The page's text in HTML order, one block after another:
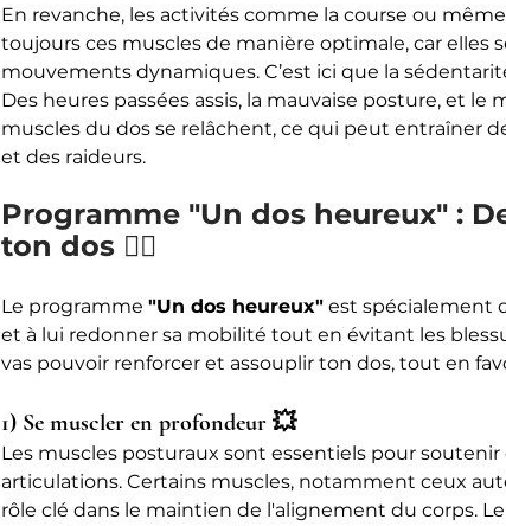
En revanche, les activités comme la course ou
toujours ces muscles de manière optimale, car elles
mouvements dynamiques. C’est ici que la
Des heures passées assis, la mauvaise posture, et
muscles du dos se relâchent, ce qui peut entraîner
et des raideurs.
Programme "Un dos heureux" :
ton dos 🧘‍♂️
Le programme "Un dos heureux" est spécialement
et à lui redonner sa mobilité tout en évitant les
vas pouvoir renforcer et assouplir ton dos, tout en
1) Se muscler en profondeur 💥
Les muscles posturaux sont essentiels pour
articulations. Certains muscles, notamment ceux
rôle clé dans le maintien de l'alignement du corps.